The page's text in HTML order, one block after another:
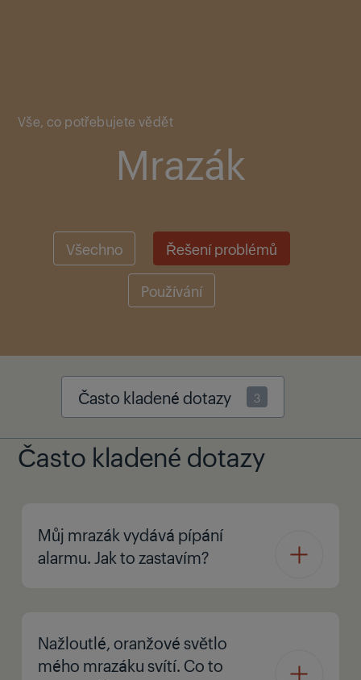
Vše, co potřebujete vědět
Mrazák
Všechno Řešení problémů
Používání
Často kladené dotazy 3
Často kladené dotazy
Můj mrazák vydává pípání
alarmu. Jak to zastavím?
Nažloutlé, oranžové světlo
mého mrazáku svítí. Co to